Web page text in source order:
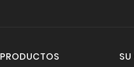
PRODUCTOS